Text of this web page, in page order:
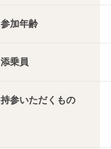
参加年齢
添乗員
持参いただくもの